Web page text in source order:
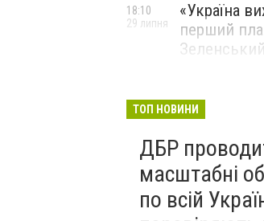
«Україна
перший
18:10
29 липня
навчання
29 липня
ТОП НОВИНИ
ДБР
масштабні
по всій